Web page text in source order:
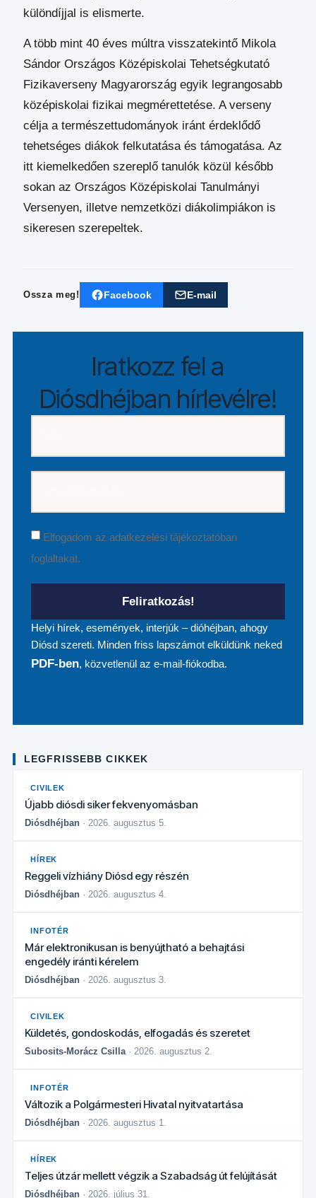
különdíjjal is elismerte.
A több mint 40 éves múltra visszatekintő Mikola
Sándor Országos Középiskolai Tehetségkutató
Fizikaverseny Magyarország egyik legrangosabb
középiskolai fizikai megmérettetése. A verseny
célja a természettudományok iránt érdeklődő
tehetséges diákok felkutatása és támogatása. Az
itt kiemelkedően szereplő tanulók közül később
sokan az Országos Középiskolai Tanulmányi
Versenyen, illetve nemzetközi diákolimpiákon is
sikeresen szerepeltek.
Ossza meg! Facebook E-mail
Iratkozz fel a
Diósdhéjban hírlevélre!
Elfogadom az adatkezelési tájékoztatóban
foglaltakat.
Feliratkozás!
Helyi hírek, események, interjúk – dióhéjban, ahogy
Diósd szereti. Minden friss lapszámot elküldünk neked
PDF-ben, közvetlenül az e-mail-fiókodba.
LEGFRISSEBB CIKKEK
CIVILEK
Újabb diósdi siker fekvenyomásban
Diósdhéjban · 2026. augusztus 5.
HÍREK
Reggeli vízhiány Diósd egy részén
Diósdhéjban · 2026. augusztus 4.
INFOTÉR
Már elektronikusan is benyújtható a behajtási
engedély iránti kérelem
Diósdhéjban · 2026. augusztus 3.
CIVILEK
Küldetés, gondoskodás, elfogadás és szeretet
Subosits-Morácz Csilla· 2026. augusztus 2.
INFOTÉR
Változik a Polgármesteri Hivatal nyitvatartása
Diósdhéjban · 2026. augusztus 1.
HÍREK
Teljes útzár mellett végzik a Szabadság út felújítását
Diósdhéjban · 2026. július 31.